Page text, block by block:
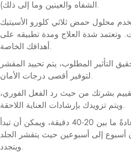
الشفاه والعينين وما إلى ذلك).
محلول حمض ثلاثي كلورو الأسيتيك
وتعتمد شدة العلاج ومدة تطبيقه على
أهدافك الخاصة.
التأثير المطلوب، يتم تحييد المقشر
لتوفير أقصى درجات الأمان.
بشرتك من حيث رد الفعل الفوري،
ويتم تزويدك بإرشادات العناية اللاحقة.
تستغرق الجلسة الواحدة عادةً ما بين 20-40 دقيقة، ويمكن أن تبدأ
أسبوع إلى أسبوعين حيث يتقشر الجلد
ويتجدد.